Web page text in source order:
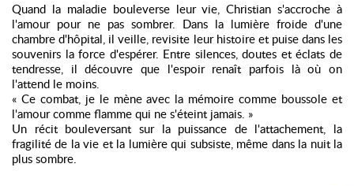
Quand la maladie bouleverse leur vie, Christian s'accroche à
l'amour pour ne pas sombrer. Dans la lumière froide d'une
chambre d'hôpital, il veille, revisite leur histoire et puise dans les
souvenirs la force d'espérer. Entre silences, doutes et éclats de
tendresse, il découvre que l'espoir renaît parfois là où on
l'attend le moins.
« Ce combat, je le mène avec la mémoire comme boussole et
l'amour comme flamme qui ne s'éteint jamais. »
Un récit bouleversant sur la puissance de l'attachement, la
fragilité de la vie et la lumière qui subsiste, même dans la nuit la
plus sombre.